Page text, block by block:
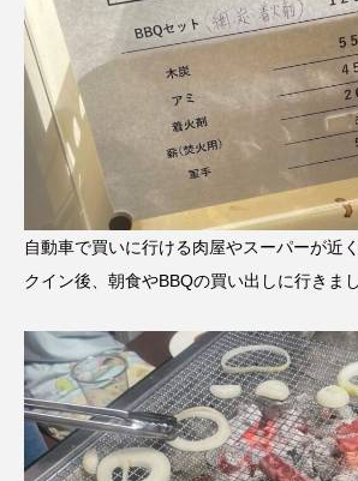
自動車で買いに行ける肉屋やスーパーが近
クイン後、朝食やBBQの買い出しに行きまし